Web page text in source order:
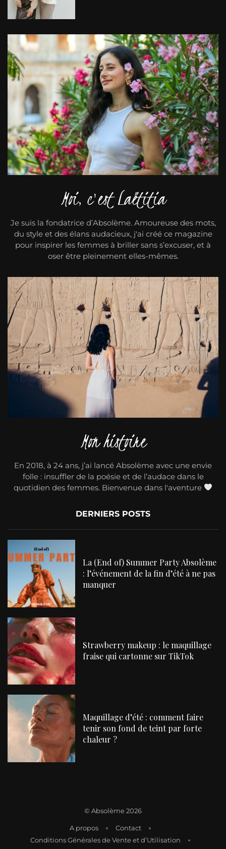
Moi, c'est Laëtitia
Je suis la fondatrice d’Absolème. Amoureuse des mots,
du style et des élans audacieux, j'ai créé ce magazine
pour inspirer les femmes à briller sans s’excuser, et à
oser être pleinement elles-mêmes.
Mon histoire
En 2018, à 24 ans, j’ai lancé Absolème avec une envie
folle : insuffler de la poésie et de l’audace dans le
quotidien des femmes. Bienvenue dans l'aventure
DERNIERS POSTS
La (End of) Summer Party Absolème
: l’événement de la fin d’été à ne pas
manquer
Strawberry makeup : le maquillage
fraise qui cartonne sur TikTok
Maquillage d’été : comment faire
tenir son fond de teint par forte
chaleur ?
© Absolème 2026
A propos
Contact
Conditions Générales de Vente et d’Utilisation